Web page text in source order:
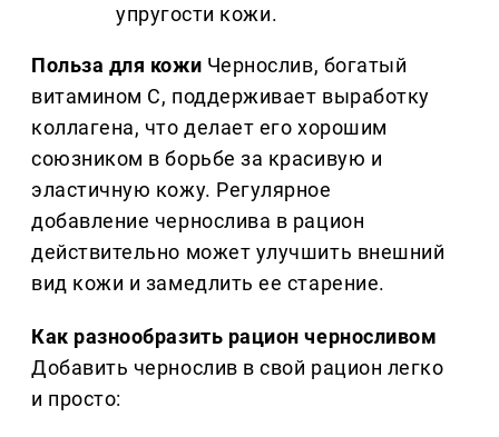
упругости кожи.
Польза для кожи Чернослив, богатый
витамином C, поддерживает выработку
коллагена, что делает его хорошим
союзником в борьбе за красивую и
эластичную кожу. Регулярное
добавление чернослива в рацион
действительно может улучшить внешний
вид кожи и замедлить ее старение.
Как разнообразить рацион черносливом
Добавить чернослив в свой рацион легко
и просто: